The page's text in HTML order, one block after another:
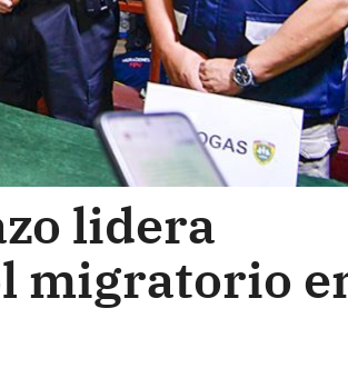
lidera
migratorio